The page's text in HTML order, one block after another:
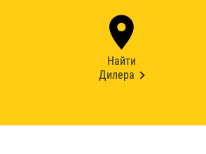
Найти
Дилера